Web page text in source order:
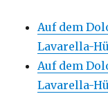
Auf dem
Lavarella-
Auf dem
Lavarella-